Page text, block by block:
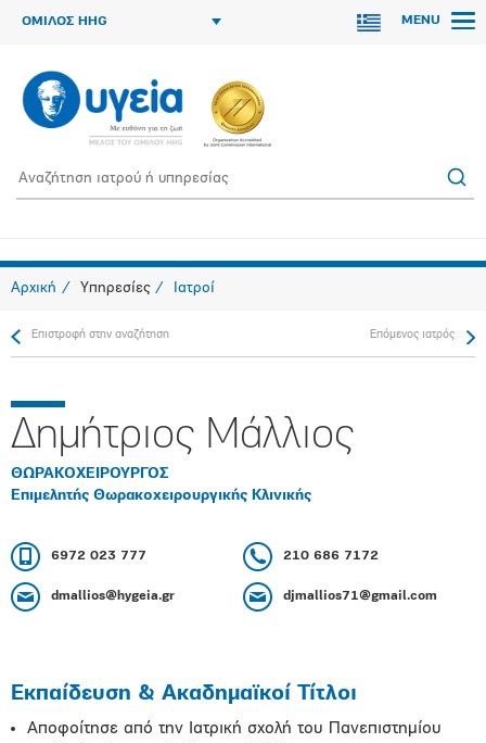
ΟΜΙΛΟΣ HHG MENU
Αρχική Υπηρεσίες Ιατροί
Επιστροφή στην αναζήτηση Επόμενος ιατρός
Δημήτριος Μάλλιος
ΘΩΡΑΚΟΧΕΙΡΟΥΡΓΟΣ
Επιμελητής Θωρακοχειρουργικής Κλινικής
6972 023 777 210 686 7172
dmallios@hygeia.gr djmallios71@gmail.com
Εκπαίδευση & Ακαδημαϊκοί Τίτλοι
Αποφοίτησε από την Ιατρική σχολή του Πανεπιστημίου